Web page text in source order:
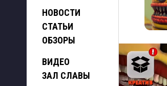
НОВОСТИ
СТАТЬИ
ОБЗОРЫ
ВИДЕО
ЗАЛ СЛАВЫ